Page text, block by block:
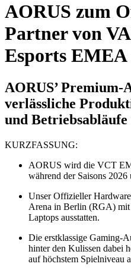
AORUS zum
Partner von
Esports
AORUS’ Premium-
verlässliche
und
KURZFASSUNG:
AORUS wird die VCT
während der Saisons 2026
Unser Offizieller
Arena in Berlin (RGA)
Laptops ausstatten.
Die erstklassige Gaming-
hinter den Kulissen dabei
auf höchstem Spielniveau